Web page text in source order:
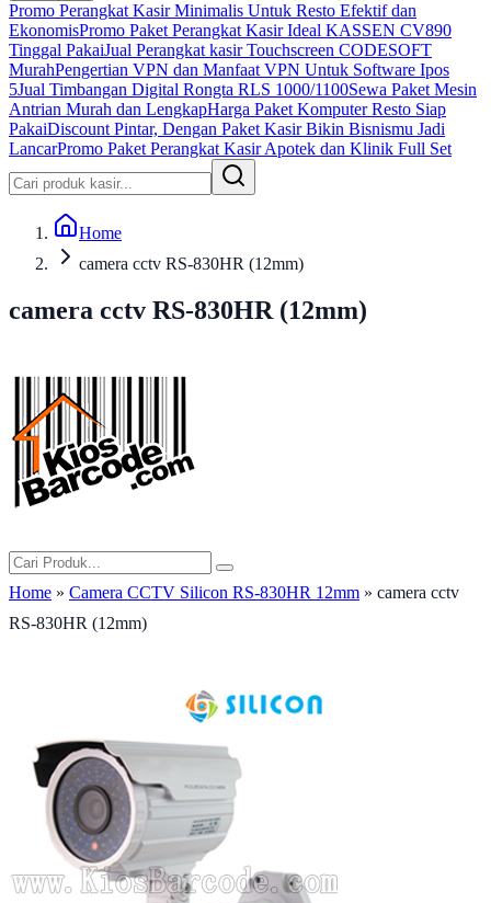
Promo Perangkat Kasir Minimalis Untuk Resto Efektif dan
EkonomisPromo Paket Perangkat Kasir Ideal KASSEN CV890
Tinggal PakaiJual Perangkat kasir Touchscreen CODESOFT
MurahPengertian VPN dan Manfaat VPN Untuk Software Ipos
5Jual Timbangan Digital Rongta RLS 1000/1100Sewa Paket Mesin
Antrian Murah dan LengkapHarga Paket Komputer Resto Siap
PakaiDiscount Pintar, Dengan Paket Kasir Bikin Bisnismu Jadi
LancarPromo Paket Perangkat Kasir Apotek dan Klinik Full Set
Home
camera cctv RS-830HR (12mm)
camera cctv RS-830HR (12mm)
Home » Camera CCTV Silicon RS-830HR 12mm » camera cctv
RS-830HR (12mm)